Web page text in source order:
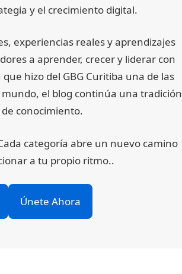
y el crecimiento digital.
experiencias reales y aprendizajes
a aprender, crecer y liderar con
hizo del GBG Curitiba una de las
el blog continúa una tradición
conocimiento.
categoría abre un nuevo camino
a tu propio ritmo..
Únete Ahora